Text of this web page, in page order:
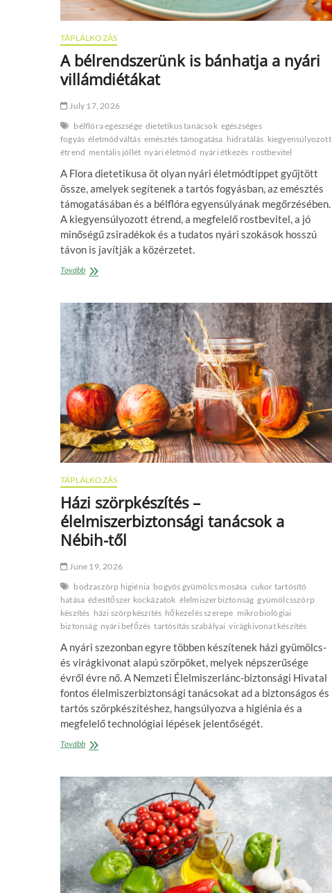
TÁPLÁLKOZÁS
A bélrendszerünk is bánhatja a nyári
villámdiétákat
July 17, 2026
bélflóra egészsége dietetikus tanácsok egészséges
fogyás életmódváltás emésztés támogatása hidratálás kiegyensúlyozott
étrend mentális jóllét nyári életmód nyári étkezés rostbevitel
A Flora dietetikusa öt olyan nyári életmódtippet gyűjtött
össze, amelyek segítenek a tartós fogyásban, az emésztés
támogatásában és a bélflóra egyensúlyának megőrzésében.
A kiegyensúlyozott étrend, a megfelelő rostbevitel, a jó
minőségű zsiradékok és a tudatos nyári szokások hosszú
távon is javítják a közérzetet.
TovábbA
bánhatja
a
nyári
villámdiétákat
TÁPLÁLKOZÁS
Házi szörpkészítés –
élelmiszerbiztonsági tanácsok a
Nébih-től
June 19, 2026
bodzaszörp higiénia bogyós gyümölcs mosása cukor tartósító
hatása édesítőszer kockázatok élelmiszerbiztonság gyümölcsszörp
készítés házi szörpkészítés hőkezelés szerepe mikrobiológiai
biztonság nyári befőzés tartósítás szabályai virágkivonat készítés
A nyári szezonban egyre többen készítenek házi gyümölcs-
és virágkivonat alapú szörpöket, melyek népszerűsége
évről évre nő. A Nemzeti Élelmiszerlánc-biztonsági Hivatal
fontos élelmiszerbiztonsági tanácsokat ad a biztonságos és
tartós szörpkészítéshez, hangsúlyozva a higiénia és a
megfelelő technológiai lépések jelentőségét.
TovábbHázi
élelmiszerbiztonsági
tanácsok
a
Nébih-
től